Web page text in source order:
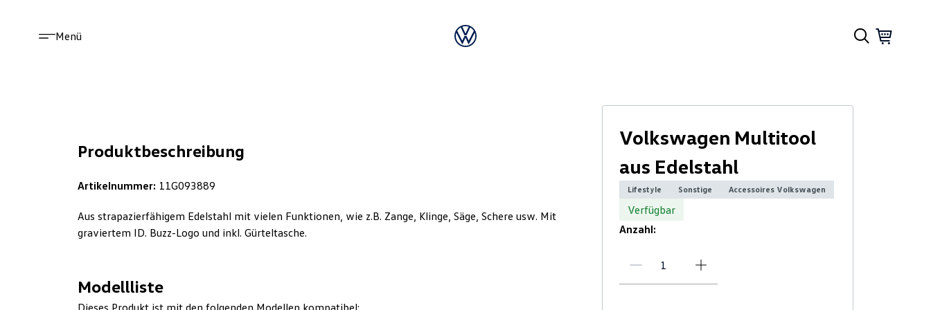
Menü
Produktbeschreibung
Artikelnummer: 11G093889
Aus strapazierfähigem Edelstahl mit vielen Funktionen, wie z.B. Zange, Klinge, Säge, Schere usw. Mit
graviertem ID. Buzz-Logo und inkl. Gürteltasche.
Modellliste
Dieses Produkt ist mit den folgenden Modellen kompatibel:
Volkswagen Multitool
aus Edelstahl
Lifestyle Sonstige Accessoires Volkswagen
Verfügbar
Anzahl: